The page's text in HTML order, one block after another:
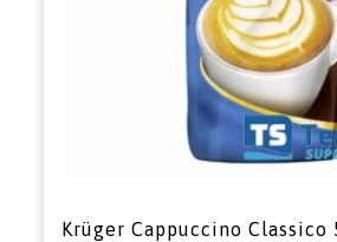
Krüger Cappuccino Classico